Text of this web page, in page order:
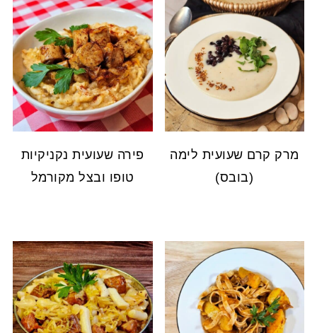
מרק קרם שעועית לימה
(בובס)
פירה שעועית נקניקיות
טופו ובצל מקורמל